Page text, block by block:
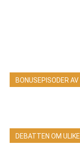
BONUSEPISODER
DEBATTEN OM